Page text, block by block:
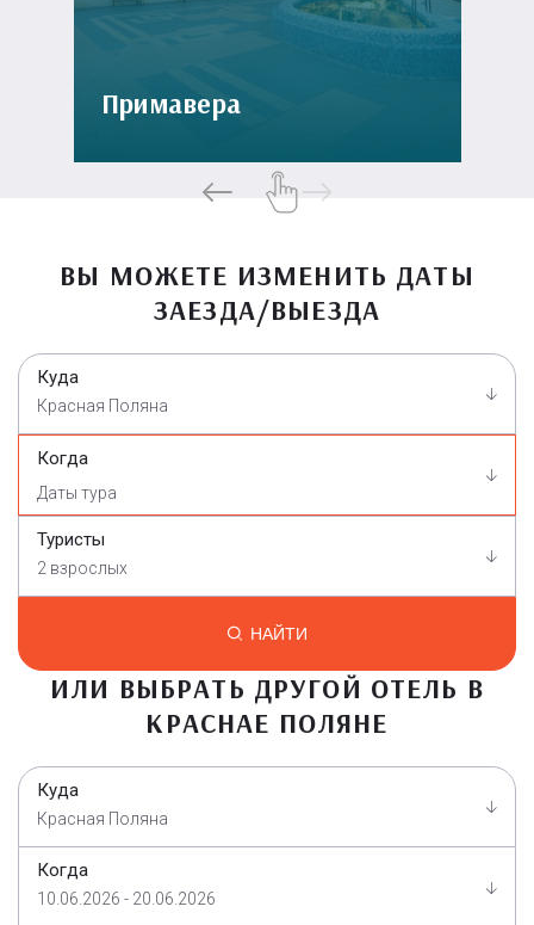
Примавера
ВЫ МОЖЕТЕ ИЗМЕНИТЬ ДАТЫ
ЗАЕЗДА/ВЫЕЗДА
Куда
Красная Поляна
Когда
Туристы
2 взрослых
НАЙТИ
ИЛИ ВЫБРАТЬ ДРУГОЙ ОТЕЛЬ В
КРАСНАЕ ПОЛЯНЕ
Куда
Красная Поляна
Когда
10.06.2026 - 20.06.2026